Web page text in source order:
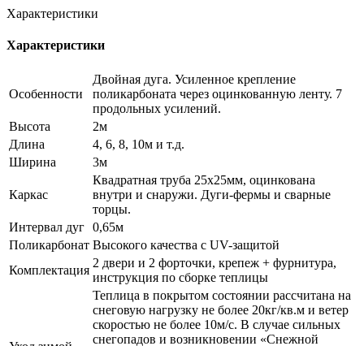
Характеристики
Характеристики
Особенности
Двойная дуга. Усиленное крепление
поликарбоната через оцинкованную ленту. 7
продольных усилений.
Высота
2м
Длина
4, 6, 8, 10м и т.д.
Ширина
3м
Каркас
Квадратная труба 25х25мм, оцинкована
внутри и снаружи. Дуги-фермы и сварные
торцы.
Интервал дуг 0,65м
Поликарбонат Высокого качества с UV-защитой
Комплектация
2 двери и 2 форточки, крепеж + фурнитура,
инструкция по сборке теплицы
Теплица в покрытом состоянии рассчитана на
снеговую нагрузку не более 20кг/кв.м и ветер
скоростью не более 10м/с. В случае сильных
снегопадов и возникновении «Снежной